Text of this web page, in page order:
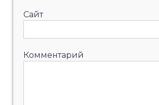
Сайт
Комментарий